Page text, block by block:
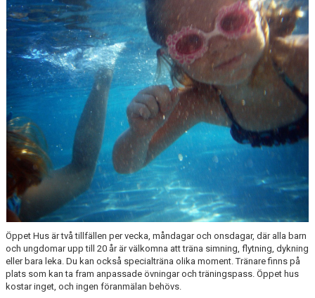
HISTORIA
ANTIMOBBING
GDPR
JOBBA HOS OSS
VANLIGA FRÅGOR
Öppet Hus är två tillfällen per vecka, måndagar och onsdagar, där alla barn
och ungdomar upp till 20 år är välkomna att träna simning, flytning, dykning
eller bara leka. Du kan också specialträna olika moment. Tränare finns på
plats som kan ta fram anpassade övningar och träningspass. Öppet hus
kostar inget, och ingen föranmälan behövs.